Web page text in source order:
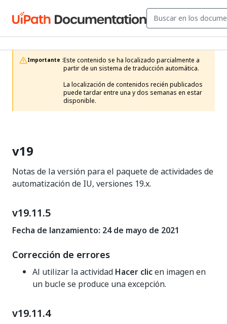
Importante :Este contenido se ha localizado parcialmente a
partir de un sistema de traducción automática.
La localización de contenidos recién publicados
puede tardar entre una y dos semanas en estar
disponible.
v19
Notas de la versión para el paquete de actividades de
automatización de IU, versiones 19.x.
v19.11.5
Fecha de lanzamiento: 24 de mayo de 2021
Corrección de errores
Al utilizar la actividad Hacer clicen imagen en
un bucle se produce una excepción.
v19.11.4